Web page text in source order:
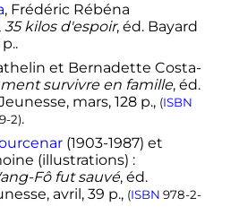
, Frédéric Rébéna
35 kilos d'espoir, éd. Bayard
et Bernadette Costa-
survivre en famille, éd.
mars, 128 p., (ISBN
2).
(1903-1987) et
(illustrations) :
Fô fut sauvé, éd.
avril, 39 p., (ISBN 978-2-